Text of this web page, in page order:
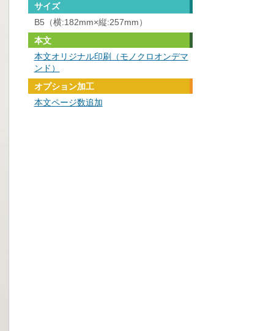
サイズ
B5（横:182mm×縦:257mm）
本文
本文オリジナル印刷（モノクロオンデマ
ンド）
オプション加工
本文ページ数追加